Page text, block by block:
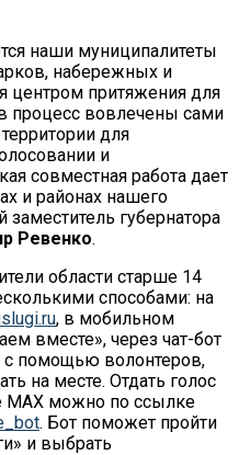
наши муниципалитеты
набережных и
центром притяжения для
процесс вовлечены сами
для
и
совместная работа дает
и районах нашего
губернатора
Ревенко.
области старше 14
способами: на
, в мобильном
вместе», через чат-бот
с помощью волонтеров,
на месте. Отдать голос
MAX можно по ссылке
. Бот поможет пройти
и выбрать